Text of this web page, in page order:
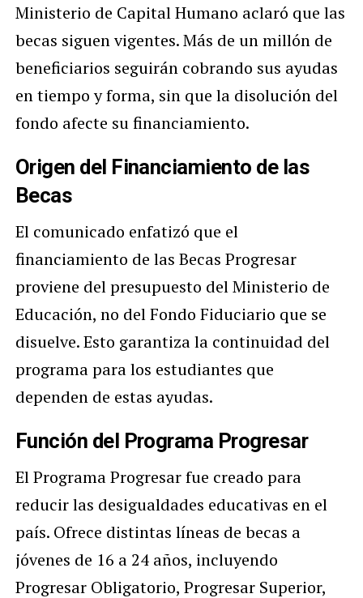
Ministerio de Capital Humano aclaró que las
becas siguen vigentes. Más de un millón de
beneficiarios seguirán cobrando sus ayudas
en tiempo y forma, sin que la disolución del
fondo afecte su financiamiento.
Origen del Financiamiento de las
Becas
El comunicado enfatizó que el
financiamiento de las Becas Progresar
proviene del presupuesto del Ministerio de
Educación, no del Fondo Fiduciario que se
disuelve. Esto garantiza la continuidad del
programa para los estudiantes que
dependen de estas ayudas.
Función del Programa Progresar
El Programa Progresar fue creado para
reducir las desigualdades educativas en el
país. Ofrece distintas líneas de becas a
jóvenes de 16 a 24 años, incluyendo
Progresar Obligatorio, Progresar Superior,